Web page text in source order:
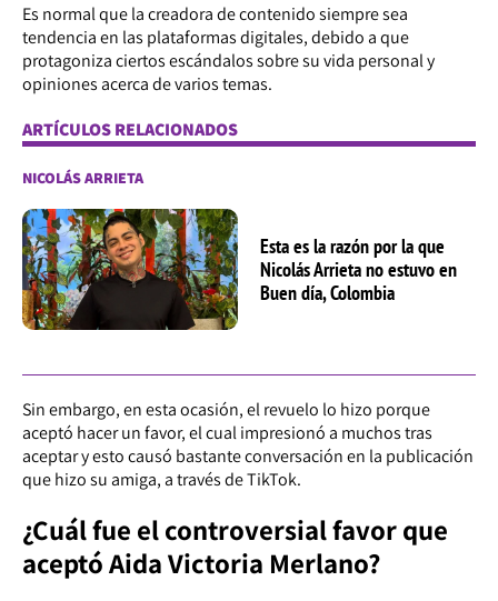
Es normal que la creadora de contenido siempre sea
tendencia en las plataformas digitales, debido a que
protagoniza ciertos escándalos sobre su vida personal y
opiniones acerca de varios temas.
ARTÍCULOS RELACIONADOS
NICOLÁS ARRIETA
Esta es la razón por la que
Nicolás Arrieta no estuvo en
Buen día, Colombia
Sin embargo, en esta ocasión, el revuelo lo hizo porque
aceptó hacer un favor, el cual impresionó a muchos tras
aceptar y esto causó bastante conversación en la publicación
que hizo su amiga, a través de TikTok.
¿Cuál fue el controversial favor que
aceptó Aida Victoria Merlano?